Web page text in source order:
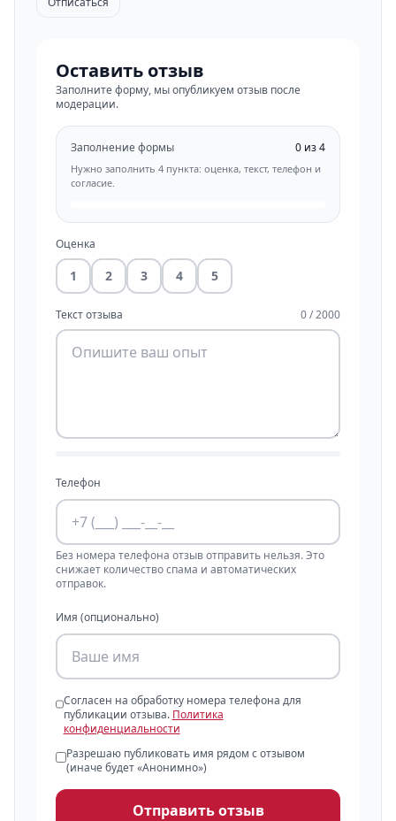
Оставить отзыв
Заполните форму, мы опубликуем отзыв после
модерации.
Заполнение формы 0 из 4
Нужно заполнить 4 пункта: оценка, текст, телефон и
согласие.
Оценка
1 2 3 4 5
Текст отзыва 0 / 2000
Телефон
Без номера телефона отзыв отправить нельзя. Это
снижает количество спама и автоматических
отправок.
Имя (опционально)
Согласен на обработку номера телефона для
публикации отзыва. Политика
конфиденциальности
Разрешаю публиковать имя рядом с отзывом
(иначе будет «Анонимно»)
Отправить отзыв